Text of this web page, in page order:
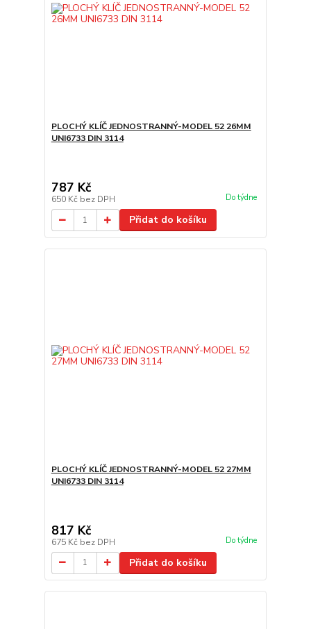
PLOCHÝ KLÍČ JEDNOSTRANNÝ-MODEL 52 26MM
UNI6733 DIN 3114
787 Kč
650 Kč bez DPH Do týdne
Přidat do košíku
PLOCHÝ KLÍČ JEDNOSTRANNÝ-MODEL 52 27MM
UNI6733 DIN 3114
817 Kč
675 Kč bez DPH Do týdne
Přidat do košíku